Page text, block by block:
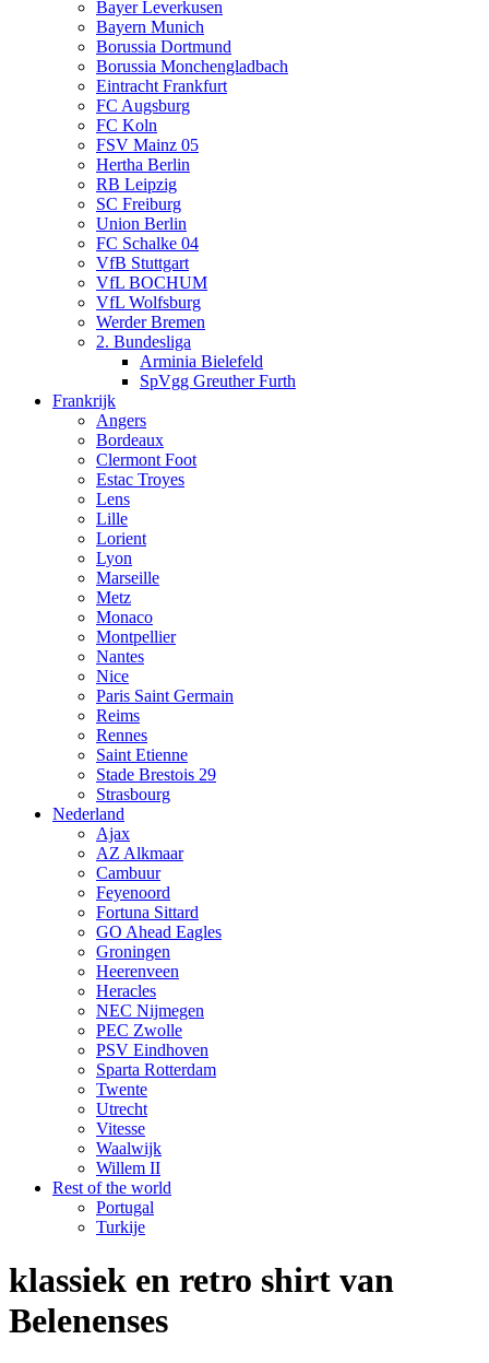
Bayer Leverkusen
Bayern Munich
Borussia Dortmund
Borussia Monchengladbach
Eintracht Frankfurt
FC Augsburg
FC Koln
FSV Mainz 05
Hertha Berlin
RB Leipzig
SC Freiburg
Union Berlin
FC Schalke 04
VfB Stuttgart
VfL BOCHUM
VfL Wolfsburg
Werder Bremen
2. Bundesliga
Arminia Bielefeld
SpVgg Greuther Furth
Frankrijk
Angers
Bordeaux
Clermont Foot
Estac Troyes
Lens
Lille
Lorient
Lyon
Marseille
Metz
Monaco
Montpellier
Nantes
Nice
Paris Saint Germain
Reims
Rennes
Saint Etienne
Stade Brestois 29
Strasbourg
Nederland
Ajax
AZ Alkmaar
Cambuur
Feyenoord
Fortuna Sittard
GO Ahead Eagles
Groningen
Heerenveen
Heracles
NEC Nijmegen
PEC Zwolle
PSV Eindhoven
Sparta Rotterdam
Twente
Utrecht
Vitesse
Waalwijk
Willem II
Rest of the world
Portugal
Turkije
klassiek en retro shirt van
Belenenses